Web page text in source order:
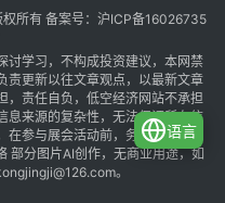
所有 备案号： 沪ICP备16026735
讨学习，不构成投资建议，本网禁
责更新以往文章观点，以最新文章
，责任自负，低空经济网站不承担
息来源的复杂性，无法保证所有信
参与展会活动前，务必与组织方
部分图片AI创作，无商业用途，如
。
语言